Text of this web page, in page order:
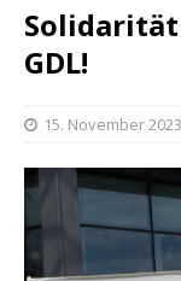
GDL!
15. November 2023